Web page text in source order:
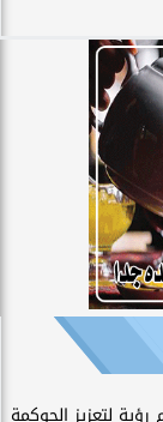
رؤية لتعزيز الحوكمة